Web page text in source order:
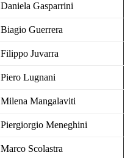
Daniela Gasparrini
Biagio Guerrera
Filippo Juvarra
Piero Lugnani
Milena Mangalaviti
Piergiorgio Meneghini
Marco Scolastra